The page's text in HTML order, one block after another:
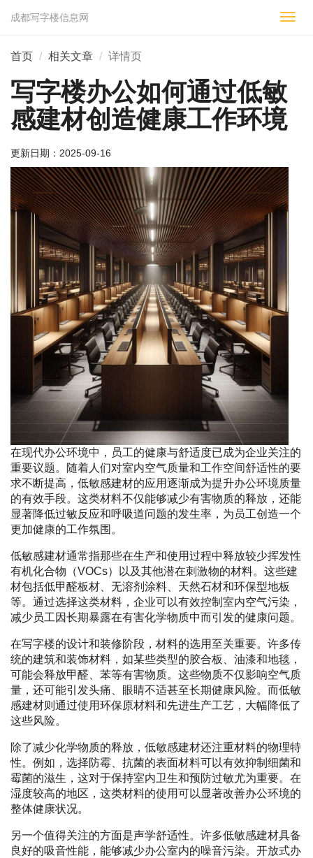
切
成都写字楼信息网
首页 相关文章 详情页
写字楼办公如何通过低敏
感建材创造健康工作环境
更新日期： 2025-09-16
在现代办公环境中，员工的健康与舒适度已成为企业关注的
重要议题。随着人们对室内空气质量和工作空间舒适性的要
求不断提高，低敏感建材的应用逐渐成为提升办公环境质量
的有效手段。这类材料不仅能够减少有害物质的释放，还能
显著降低过敏反应和呼吸道问题的发生率，为员工创造一个
更加健康的工作氛围。
低敏感建材通常指那些在生产和使用过程中释放较少挥发性
有机化合物（VOCs）以及其他潜在刺激物的材料。这些建
材包括低甲醛板材、无溶剂涂料、天然石材和环保型地板
等。通过选择这类材料，企业可以有效控制室内空气污染，
减少员工因长期暴露在有害化学物质中而引发的健康问题。
在写字楼的设计和装修阶段，材料的选用至关重要。许多传
统的建筑和装饰材料，如某些类型的胶合板、油漆和地毯，
可能会释放甲醛、苯等有害物质。这些物质不仅影响空气质
量，还可能引发头痛、眼睛不适甚至长期健康风险。而低敏
感建材则通过使用环保原材料和先进生产工艺，大幅降低了
这些风险。
除了减少化学物质的释放，低敏感建材还注重材料的物理特
性。例如，选择防霉、抗菌的表面材料可以有效抑制细菌和
霉菌的滋生，这对于保持室内卫生和预防过敏尤为重要。在
湿度较高的地区，这类材料的使用可以显著改善办公环境的
整体健康状况。
另一个值得关注的方面是声学舒适性。许多低敏感建材具备
良好的吸音性能，能够减少办公室内的噪音污染。开放式办